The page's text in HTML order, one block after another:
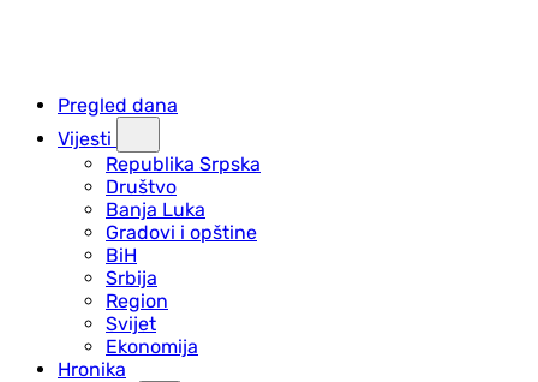
Pregled dana
Vijesti
Republika Srpska
Društvo
Banja Luka
Gradovi i opštine
BiH
Srbija
Region
Svijet
Ekonomija
Hronika